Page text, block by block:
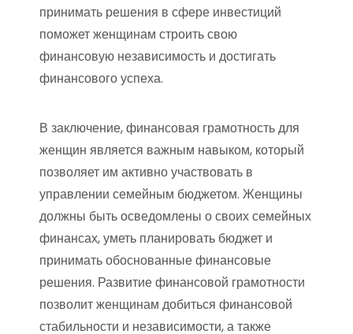
принимать решения в сфере инвестиций
поможет женщинам строить свою
финансовую независимость и достигать
финансового успеха.
В заключение, финансовая грамотность для
женщин является важным навыком, который
позволяет им активно участвовать в
управлении семейным бюджетом. Женщины
должны быть осведомлены о своих семейных
финансах, уметь планировать бюджет и
принимать обоснованные финансовые
решения. Развитие финансовой грамотности
позволит женщинам добиться финансовой
стабильности и независимости, а также